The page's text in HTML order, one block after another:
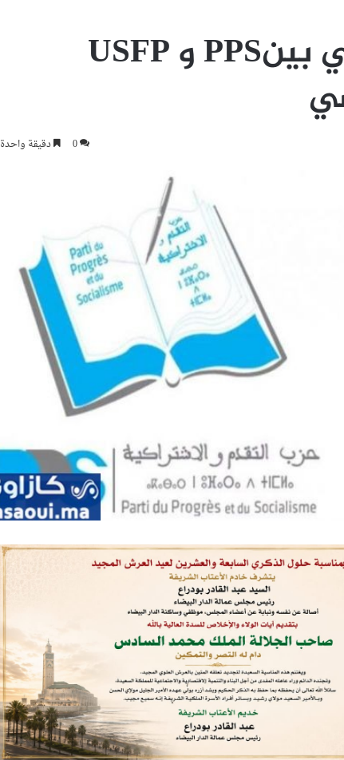
ميلاد تحالف ثنائي بينPPS و USFP
0 دقيقة واحدة